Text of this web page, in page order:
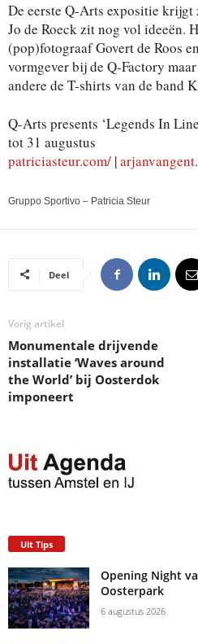
De eerste Q-Arts expositie
Jo de Roeck zit nog vol ideeën.
(pop)fotograaf Govert de Roos
vormgever bij de Q-Factory
andere de T-shirts van de band
Q-Arts presents ‘Legends In
tot 31 augustus
patriciasteur.com/ |
Gruppo Sportivo – Patricia Steur
Deel
Vorig artikel
Monumentale drijvende
installatie ‘Waves around
the World’ bij Oosterdok
imponeert
Uit Tips
Opening Night
Oosterpark
6 augustus 2026